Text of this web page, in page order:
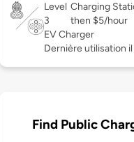
Level
3
Charging
then $5/hour
EV Charger
Dernière utilisation
Find Public